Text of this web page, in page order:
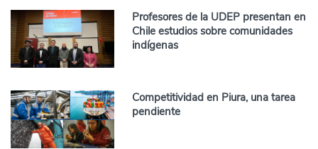
Profesores de la UDEP presentan en
Chile estudios sobre comunidades
indígenas
Competitividad en Piura, una tarea
pendiente